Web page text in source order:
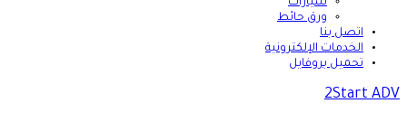
سيارات
ورق حائط
اتصل بنا
الخدمات الإلكترونية
تحميل بروفايل
2Start ADV